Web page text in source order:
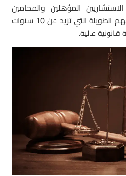
المؤهلين والمحامين
المرخصين المختصين بخبرتهم الطويلة التي تزيد عن 10 سنوات
عالية.